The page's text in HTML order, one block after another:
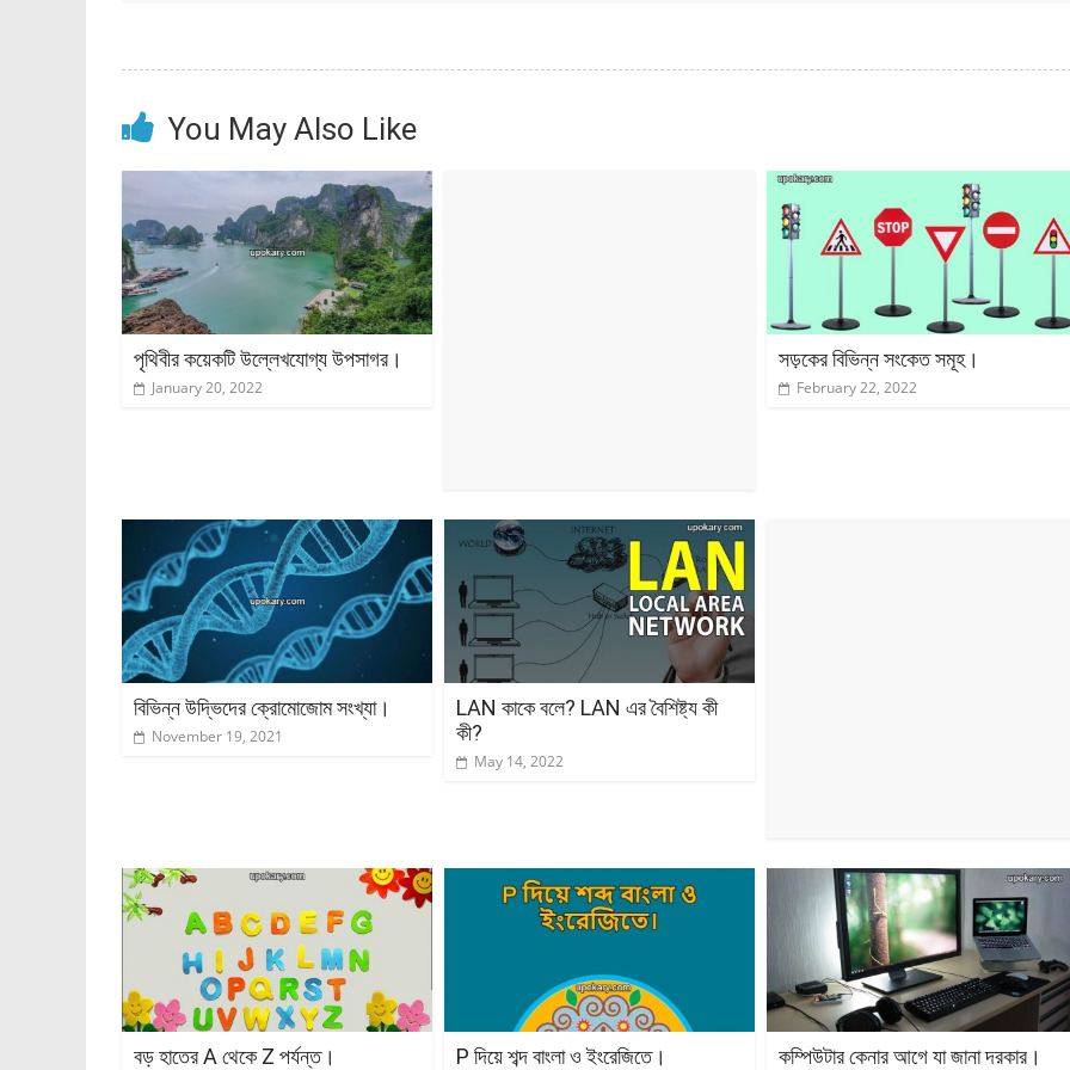
You May Also Like
পৃথিবীর কয়েকটি উল্লেখযোগ্য উপসাগর।
January 20, 2022
সড়কের বিভিন্ন সংকেত সমূহ।
February 22, 2022
বিভিন্ন উদ্ভিদের ক্রোমোজোম সংখ্যা।
November 19, 2021
LAN কাকে বলে? LAN এর বৈশিষ্ট্য কী
কী?
May 14, 2022
বড় হাতের A থেকে Z পর্যন্ত। P দিয়ে শব্দ বাংলা ও ইংরেজিতে। কম্পিউটার কেনার আগে যা জানা দরকার।